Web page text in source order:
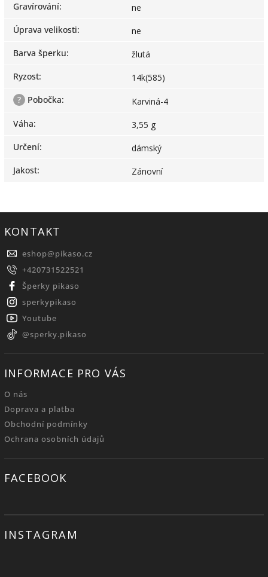
Gravírování:
ne
Úprava velikosti:
ne
Barva šperku:
žlutá
Ryzost:
14k(585)
?
Pobočka:
Karviná-4
Váha:
3,55 g
Určení:
dámský
Jakost: Zánovní
KONTAKT
eshop@pikaso.cz
+420731522521
Šperky pikaso
sperkypikaso
Youtube
@sperky.pikaso
INFORMACE PRO VÁS
O nás
Doprava a platba
Obchodní podmínky
Ochrana osobních údajů
FACEBOOK
INSTAGRAM